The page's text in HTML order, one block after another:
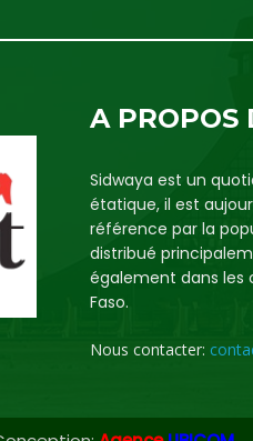
A PROPOS
Sidwaya est un
étatique, il est
référence par la
distribué
également dans les
Faso.
Nous contacter: